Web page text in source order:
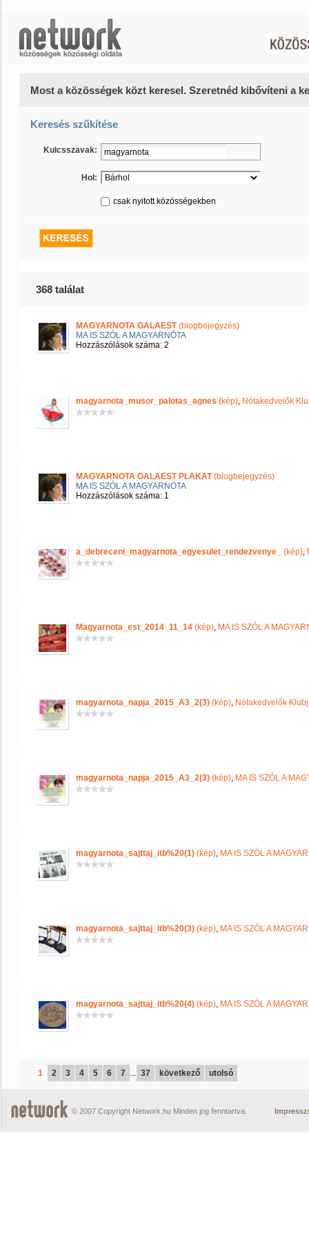
Most a közösségek közt keresel. Szeretnéd kibővíteni a
Keresés szűkítése
Kulcsszavak:
Hol:
csak nyitott közösségekben
368 találat
MAGYARNOTA GALAEST(blogbejegyzés)
MA IS SZÓL A MAGYARNÓTA
Hozzászólások száma: 2
magyarnota_musor_palotas_agnes (kép), Nótakedvelők
MAGYARNOTA GALAEST PLAKAT(blogbejegyzés)
MA IS SZÓL A MAGYARNÓTA
Hozzászólások száma: 1
a_debreceni_magyarnota_egyesulet_rendezvenye_ (kép),
Magyarnota_est_2014_11_14 (kép), MA IS SZÓL A
magyarnota_napja_2015_A3_2(3) (kép), Nótakedvelők
magyarnota_napja_2015_A3_2(3) (kép), MA IS SZÓL A
magyarnota_sajttaj_itb%20(1) (kép), MA IS SZÓL A
magyarnota_sajttaj_itb%20(3) (kép), MA IS SZÓL A
magyarnota_sajttaj_itb%20(4) (kép), MA IS SZÓL A
1 2 3 4 5 6 7 ... 37 következő utolsó
© 2007 Copyright Network.hu Minden jog fenntartva.